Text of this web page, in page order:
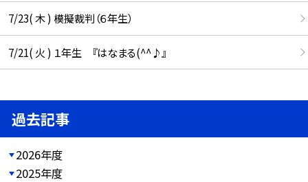
7/23( 木 ) 模擬裁判（６年生）
7/21( 火 ) １年生 『はなまる(^^♪』
過去記事
2026年度
2025年度